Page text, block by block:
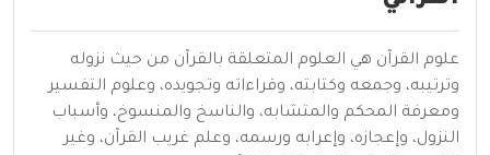
علوم القرآن هي العلوم المتعلقة بالقرآن من حيث نزوله
وترتيبه، وجمعه وكتابته، وقراءاته وتجويده، وعلوم التفسير
ومعرفة المحكم والمتشابه، والناسخ والمنسوخ، وأسباب
النزول، وإعجازه، وإعرابه ورسمه، وعلم غريب القرآن، وغير